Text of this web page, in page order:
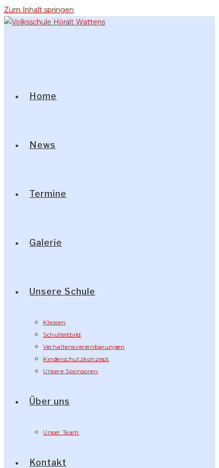
Zum Inhalt springen
Home
News
Termine
Galerie
Unsere Schule
Klassen
Schulleitbild
Verhaltensvereinbarungen
Kinderschutzkonzept
Unsere Sponsoren
Über uns
Unser Team
Kontakt